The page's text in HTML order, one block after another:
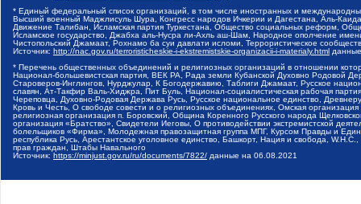
* Единый федеральный список организаций, в том числе иностранных и
Высший военный Маджлисуль Шура, Конгресс народов Ичкерии и Дагестана, Аль-
Движение Талибан, Исламская партия Туркестана, Общество социальных реформ,
Исламское государство, Джабха аль-Нусра ли-Ахль аш-Шам, Народное ополчение
Чистопольский Джамаат, Рохнамо ба суи давлати исломи, Террористическое
Источник: http://nac.gov.ru/terroristicheskie-i-ekstremistskie-organizacii-i-materialy.html
* Перечень общественных объединений и религиозных организаций в отношении
Национал-большевистская партия, ВЕК РА, Рада земли Кубанской Духовно Родовой
Староверов-Инглингов, Нурджулар, К Богодержавию, Таблиги Джамаат, Русское
славян, Ат-Такфир Валь-Хиджра, Пит Буль, Национал-социалистическая рабочая
Череповца, Духовно-Родовая Держава Русь, Русское национальное единство,
Кровь и Честь, О свободе совести и о религиозных объединениях, Омская
религиозная организация п. Боровский, Община Коренного Русского народа
организация «Братство», Свидетели Иеговы, О противодействии экстремистской
болельщиков «Фирма», Молодежная правозащитная группа МПГ, Курсом Правды и
республика Русь, Арестантское уголовное единство, Башкорт, Нация и свобода,
прав граждан, Штабы Навального
Источник: https://minjust.gov.ru/ru/documents/7822/ данные на 06.08.2021